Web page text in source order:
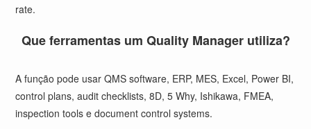
rate.
Que ferramentas um Quality Manager utiliza?
A função pode usar QMS software, ERP, MES, Excel, Power BI,
control plans, audit checklists, 8D, 5 Why, Ishikawa, FMEA,
inspection tools e document control systems.